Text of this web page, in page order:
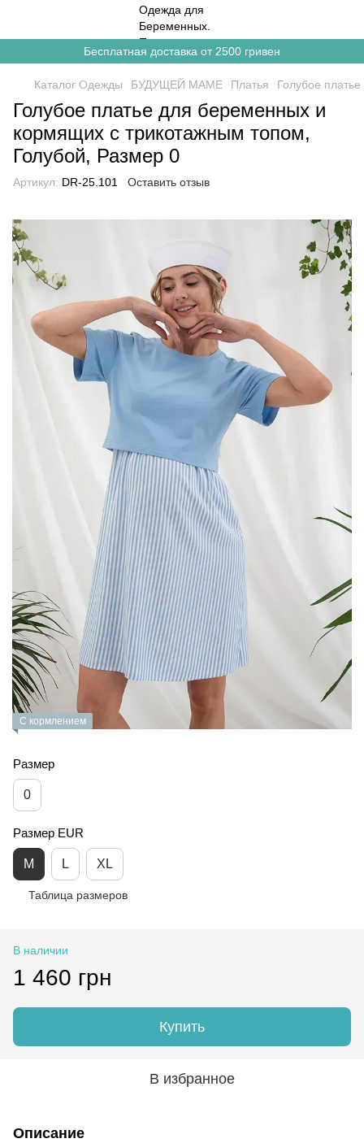
Бесплатная доставка от 2500 гривен
Каталог Одежды БУДУЩЕЙ МАМЕ Платья Голубое
Голубое платье для беременных и
кормящих с трикотажным топом,
Голубой, Размер 0
Артикул: DR-25.101 Оставить отзыв
С кормлением
Размер
0
Размер EUR
M L XL
Таблица размеров
В наличии
1 460 грн
Купить
В избранное
Описание